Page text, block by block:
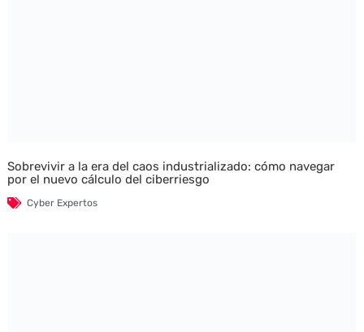
Sobrevivir a la era del caos industrializado: cómo navegar
por el nuevo cálculo del ciberriesgo
Cyber Expertos